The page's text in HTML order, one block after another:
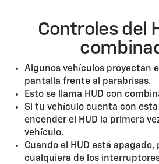
Controles del
Algunos vehículos proyectan
pantalla frente al parabrisas.
Esto se llama HUD con
Si tu vehículo cuenta con
encender el HUD la primera
vehículo.
Cuando el HUD está apagado,
cualquiera de los